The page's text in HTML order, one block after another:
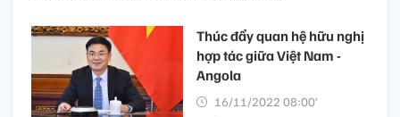
Thúc đẩy quan hệ hữu nghị
hợp tác giữa Việt Nam -
Angola
16/11/2022 08:00’